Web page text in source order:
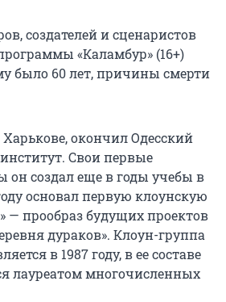
создателей и сценаристов
«Каламбур» (16+)
было 60 лет, причины смерти
окончил Одесский
Свои первые
он создал еще в годы учебы в
основал первую клоунскую
— прообраз будущих проектов
дураков». Клоун-группа
в 1987 году, в ее составе
лауреатом многочисленных